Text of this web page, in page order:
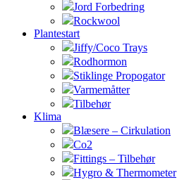
Jord Forbedring
Rockwool
Plantestart
Jiffy/Coco Trays
Rodhormon
Stiklinge Propogator
Varmemåtter
Tilbehør
Klima
Blæsere – Cirkulation
Co2
Fittings – Tilbehør
Hygro & Thermometer